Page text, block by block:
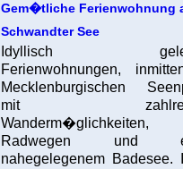
Gem�tliche Ferienwohnung
Schwandter See
Idyllisch
Ferienwohnungen,
Mecklenburgischen
mit
Wanderm�glichkeiten,
Radwegen und
nahegelegenem Badesee.